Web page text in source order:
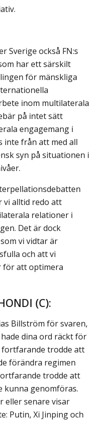
Sverige också FN:s
har ett särskilt
för mänskliga
inom multilaterala
på intet sätt
engagemang i
inte från att med all
syn på situationen i
vi alltid redo att
relationer i
Det är dock
vi vidtar är
och att vi
för att optimera
(C):
Billström för svaren,
dina ord räckt för
fortfarande trodde att
förändra regimen
trodde att
kunna genomföras.
eller senare visar
Putin, Xi Jinping och